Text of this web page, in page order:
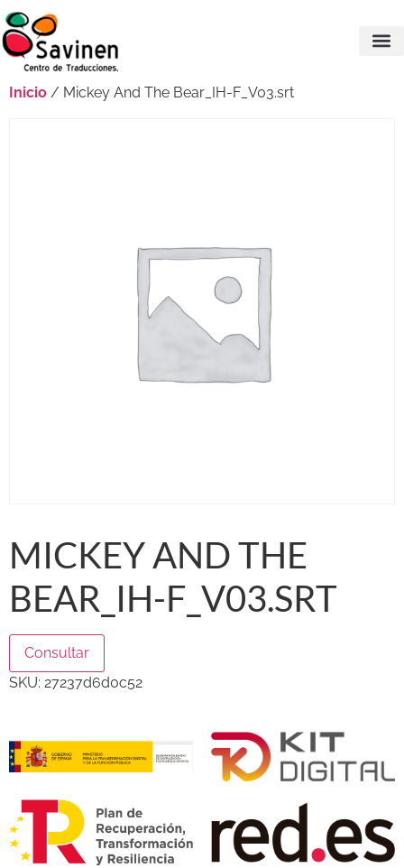
Inicio / Mickey And The Bear_IH-F_V03.srt
MICKEY AND THE
BEAR_IH-F_V03.SRT
Consultar
SKU: 27237d6d0c52